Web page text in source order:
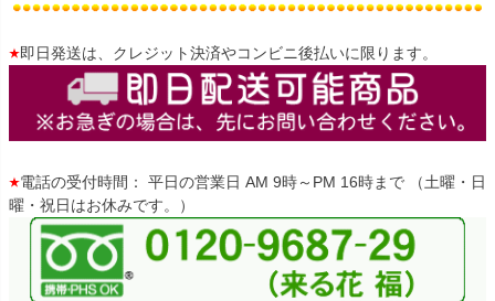
即日発送は、クレジット決済やコンビニ後払いに限ります。
電話の受付時間： 平日の営業日 AM 9時～PM 16時まで （土曜・日
曜・祝日はお休みです。）